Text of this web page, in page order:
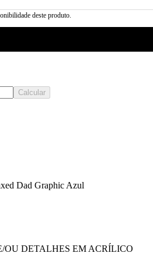
deste produto.
Calcular
Dad Graphic Azul
OU DETALHES EM ACRÍLICO